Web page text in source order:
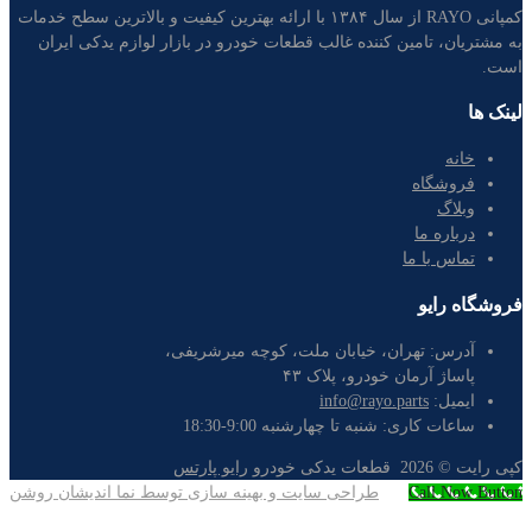
کمپانی RAYO از سال ۱۳۸۴ با ارائه بهترین کیفیت و بالاترین سطح خدمات
به مشتریان، تامین کننده غالب قطعات خودرو در بازار لوازم یدکی ایران
است.
لینک ها
خانه
فروشگاه
وبلاگ
درباره ما
تماس با ما
فروشگاه رایو
آدرس: تهران، خیابان ملت، کوچه میرشریفی،
پاساژ آرمان خودرو، پلاک ۴۳
ایمیل: info@rayo.parts
ساعات کاری: شنبه تا چهارشنبه 9:00-18:30
کپی رایت © 2026 قطعات یدکی خودرو رایو پارتس
طراحی سایت و بهینه سازی توسط نما اندیشان روشن
Call Now Button